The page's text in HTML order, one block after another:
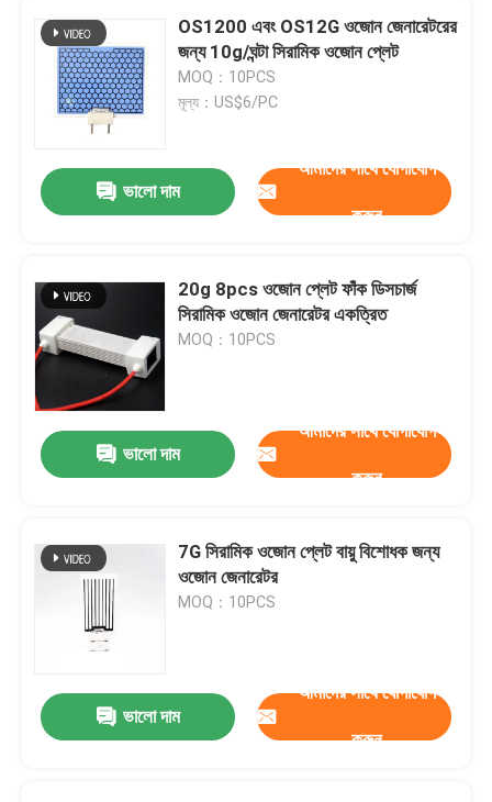
বাড়ি
OS1200 এবং OS12G ওজোন জেনারেটরের
জন্য 10g/ঘন্টা সিরামিক ওজোন প্লেট
MOQ：10PCS
মূল্য：US$6/PC
ভালো দাম
আমাদের সাথে যোগাযোগ
করুন
20g 8pcs ওজোন প্লেট ফাঁক ডিসচার্জ
সিরামিক ওজোন জেনারেটর একত্রিত
MOQ：10PCS
ভালো দাম
আমাদের সাথে যোগাযোগ
করুন
7G সিরামিক ওজোন প্লেট বায়ু বিশোধক জন্য
ওজোন জেনারেটর
MOQ：10PCS
ভালো দাম
আমাদের সাথে যোগাযোগ
করুন